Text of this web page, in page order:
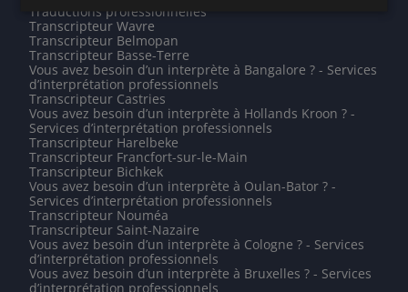
Traductions professionnelles
Transcripteur Wavre
Transcripteur Belmopan
Transcripteur Basse-Terre
Vous avez besoin d’un interprète à Bangalore ? - Services
d’interprétation professionnels
Transcripteur Castries
Vous avez besoin d’un interprète à Hollands Kroon ? -
Services d’interprétation professionnels
Transcripteur Harelbeke
Transcripteur Francfort-sur-le-Main
Transcripteur Bichkek
Vous avez besoin d’un interprète à Oulan-Bator ? -
Services d’interprétation professionnels
Transcripteur Nouméa
Transcripteur Saint-Nazaire
Vous avez besoin d’un interprète à Cologne ? - Services
d’interprétation professionnels
Vous avez besoin d’un interprète à Bruxelles ? - Services
d’interprétation professionnels